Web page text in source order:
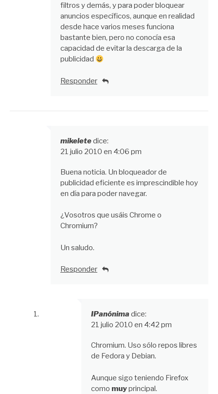
filtros y demás, y para poder bloquear
anuncios específicos, aunque en realidad
desde hace varios meses funciona
bastante bien, pero no conocía esa
capacidad de evitar la descarga de la
publicidad
Responder
mikeletedice:
21 julio 2010 en 4:06 pm
Buena noticia. Un bloqueador de
publicidad eficiente es imprescindible hoy
en día para poder navegar.
¿Vosotros que usáis Chrome o
Chromium?
Un saludo.
Responder
IPanónima dice:
21 julio 2010 en 4:42 pm
Chromium. Uso sólo repos libres
de Fedora y Debian.
Aunque sigo teniendo Firefox
como muyprincipal.